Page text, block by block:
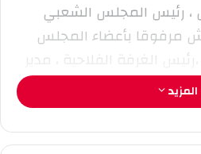
ن، رئيس المجلس الشعبي
مرفوقا بأعضاء المجلس
الغرفة الفلاحية ، مدير
سونلغاز ، الأسرة
، أعيان وأهالي المنطقة.
وزيارة المؤسسة و
المزيد